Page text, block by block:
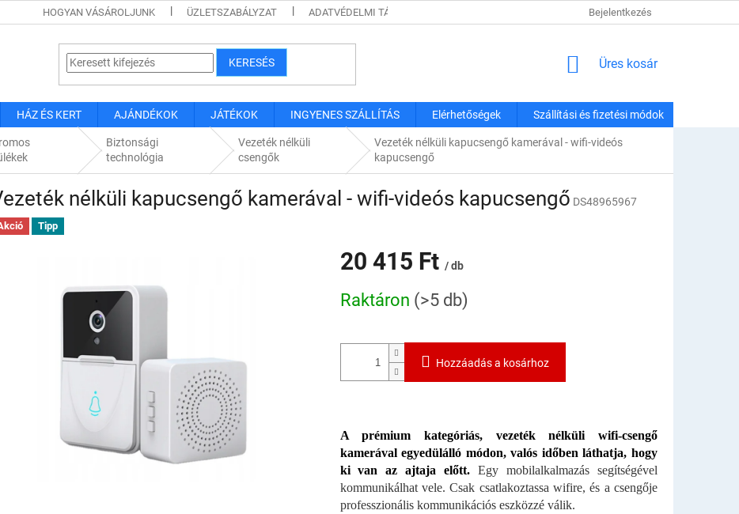
HOGYAN VÁSÁROLJUNK ÜZLETSZABÁLYZAT ADATVÉDELMI TÁJÉKOZTATÓ SZÁLLÍTÁSI ÉS FIZETÉSI MÓDOK
Bejelentkezés
KERESÉS KOSÁR
Üres kosár
HÁZ ÉS KERT AJÁNDÉKOK JÁTÉKOK INGYENES SZÁLLÍTÁS Elérhetőségek Szállítási és fizetési módok
Biztonsági
technológia
Vezeték nélküli
csengők
Vezeték nélküli kapucsengő kamerával - wifi-videós
kapucsengő
nélküli kapucsengő kamerával - wifi-videós kapucsengő DS48965967
Tipp
20 415 Ft / db
Raktáron (>5 db)
Hozzáadás a kosárhoz
A prémium kategóriás, vezeték nélküli wifi-csengő
kamerával egyedülálló módon, valós időben láthatja, hogy
ki van az ajtaja előtt. Egy mobilalkalmazás segítségével
kommunikálhat vele. Csak csatlakoztassa wifire, és a csengője
professzionális kommunikációs eszközzé válik.